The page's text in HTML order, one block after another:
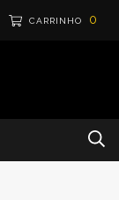
CARRINHO 0